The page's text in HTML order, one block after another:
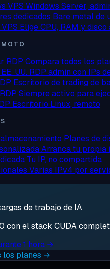
VPS Windows Server,
dedicados Bare metal de
Elige CPU, RAM y disco
RDP Compara todos los
UU. RDP admin con IPs
Escritorio de trading de
Siempre activo para
Escritorio Linux, remoto
Planes de
Arranca tu propia
Tu IP, no compartida
Varias IPv4 por
de trabajo de IA
con el stack CUDA
1 hora →
los planes →